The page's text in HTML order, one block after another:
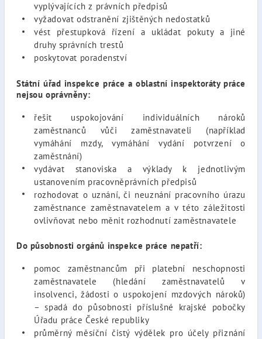
vyplývajících z právních předpisů
vyžadovat odstranění zjištěných nedostatků
vést přestupková řízení a ukládat pokuty a jiné
druhy správních trestů
poskytovat poradenství
Státní úřad inspekce práce a oblastní inspektoráty práce
nejsou oprávněny:
řešit uspokojování individuálních nároků
zaměstnanců vůči zaměstnavateli (například
vymáhání mzdy, vymáhání vydání potvrzení o
zaměstnání)
vydávat stanoviska a výklady k jednotlivým
ustanovením pracovněprávních předpisů
rozhodovat o uznání, či neuznání pracovního úrazu
zaměstnance zaměstnavatelem a v této záležitosti
ovlivňovat nebo měnit rozhodnutí zaměstnavatele
Do působnosti orgánů inspekce práce nepatří:
pomoc zaměstnancům při platební neschopnosti
zaměstnavatele (hledání zaměstnavatelů v
insolvenci, žádosti o uspokojení mzdových nároků)
– spadá do působnosti příslušné krajské pobočky
Úřadu práce České republiky
průměrný měsíční čistý výdělek pro účely přiznání